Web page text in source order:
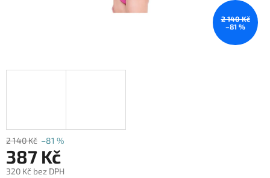
2 140 Kč
–81 %
2 140 Kč –81 %
387 Kč
320 Kč bez DPH